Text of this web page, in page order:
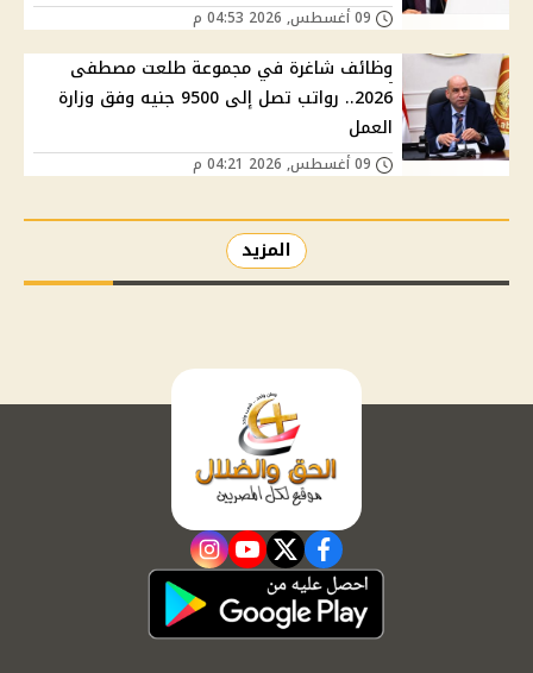
وظائف شاغرة في مجموعة طلعت مصطفى
2026.. رواتب تصل إلى 9500 جنيه وفق وزارة
العمل
المزيد
facebook
twitter
youtube
instagram